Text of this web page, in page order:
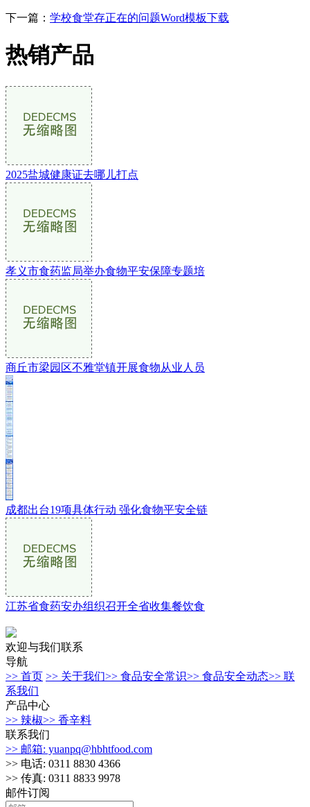
下一篇： 学校食堂存正在的问题Word模板下载
热销产品
2025盐城健康证去哪儿打点
孝义市食药监局举办食物平安保障专题培
商丘市梁园区不雅堂镇开展食物从业人员
成都出台19项具体行动 强化食物平安全链
江苏省食药安办组织召开全省收集餐饮食
欢迎与我们联系
导航
>> 首页 >> 关于我们>> 食品安全常识>> 食品安全动态>> 联
系我们
产品中心
>> 辣椒>> 香辛料
联系我们
>> 邮箱: yuanpq@hbhtfood.com
>> 电话: 0311 8830 4366
>> 传真: 0311 8833 9978
邮件订阅